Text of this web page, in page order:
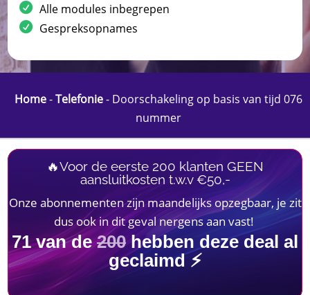
Alle modules inbegrepen
Gespreksopnames
Home-Telefonie- Doorschakeling op basis van tijd 076
nummer
🔥Voor de eerste 200 klanten GEEN
aansluitkosten t.w.v €50,-
Onze abonnementen zijn maandelijks opzegbaar, je zit
dus ook in dit geval nergens aan vast!
71van de200hebben deze deal al
geclaimd ⚡